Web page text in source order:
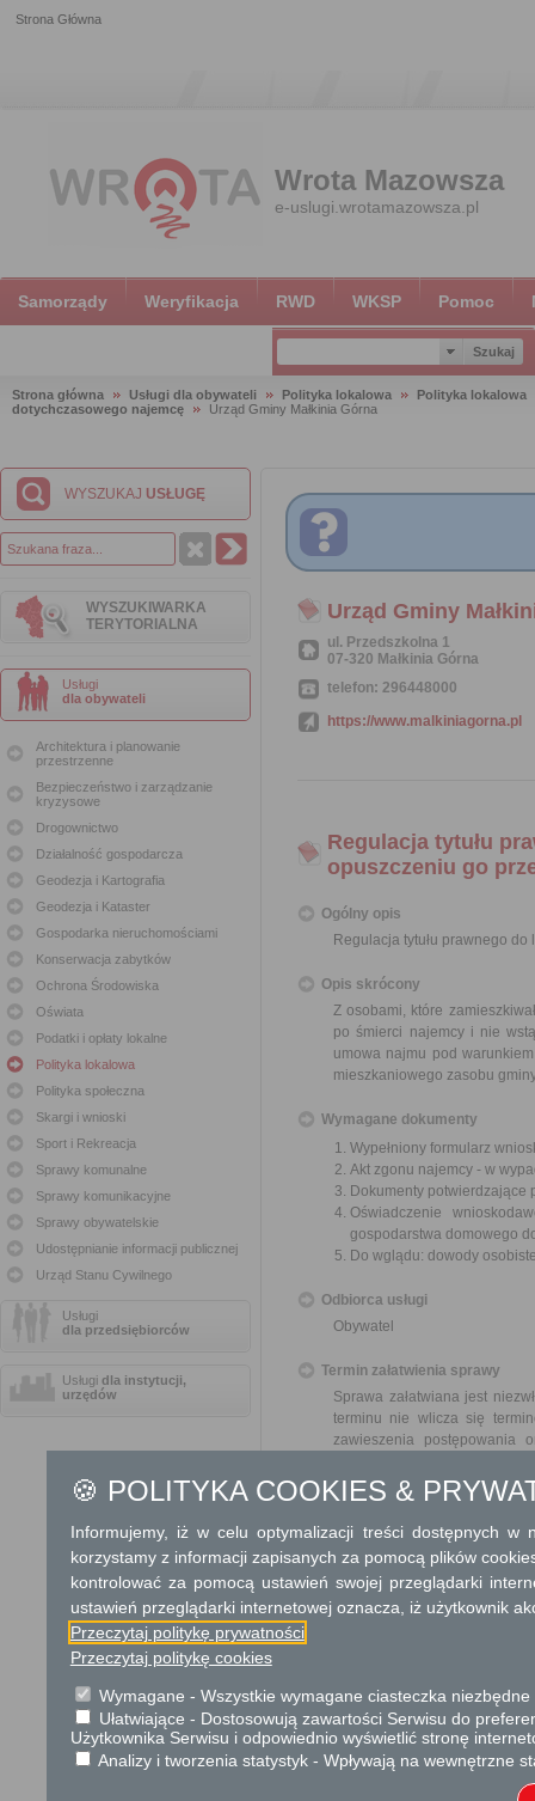
Strona Główna
Wrota Mazowsza
e-uslugi.wrotamazowsza.pl
Samorządy Weryfikacja RWD WKSP Pomoc
Strona główna Usługi dla obywateli Polityka lokalowa
Polityka lokalowa
dotychczasowego najemcę
Urząd Gminy Małkinia Górna
WYSZUKAJ USŁUGĘ
WYSZUKIWARKA
TERYTORIALNA
Usługi
dla obywateli
Architektura i planowanie
przestrzenne
Bezpieczeństwo i zarządzanie
kryzysowe
Drogownictwo
Działalność gospodarcza
Geodezja i Kartografia
Geodezja i Kataster
Gospodarka nieruchomościami
Konserwacja zabytków
Ochrona Środowiska
Oświata
Podatki i opłaty lokalne
Polityka lokalowa
Polityka społeczna
Skargi i wnioski
Sport i Rekreacja
Sprawy komunalne
Sprawy komunikacyjne
Sprawy obywatelskie
Udostępnianie informacji publicznej
Urząd Stanu Cywilnego
Usługi
dla przedsiębiorców
Usługi dla instytucji,
urzędów
Urząd Gminy
ul. Przedszkolna 1
07-320 Małkinia Górna
telefon: 296448000
https://www.malkiniagorna.pl
Regulacja tytułu
opuszczeniu go
Ogólny opis
Regulacja tytułu prawnego
Opis skrócony
Z osobami, które
po śmierci najemcy i nie
umowa najmu pod
mieszkaniowego zasobu
Wymagane dokumenty
Wypełniony formularz
Akt zgonu najemcy - w
Dokumenty potwierdzające
Oświadczenie
gospodarstwa domowego
Do wglądu: dowody
Odbiorca usługi
Obywatel
Termin załatwienia sprawy
Sprawa załatwiana jest
terminu nie wlicza się
zawieszenia postępowania
W przypadku spraw
Informacja
Dodatkowe
Opłata
Tryb odwoławczy
Brak
🍪 POLITYKA COOKIES &
Informujemy, iż w celu optymalizacji treści dostępnych w
korzystamy z informacji zapisanych za pomocą plików
kontrolować za pomocą ustawień swojej przeglądarki
ustawień przeglądarki internetowej oznacza, iż użytkownik
Przeczytaj politykę prywatności
Przeczytaj politykę cookies
Wymagane - Wszystkie wymagane ciasteczka
Ułatwiające - Dostosowują zawartości Serwisu do
Użytkownika Serwisu i odpowiednio wyświetlić stronę
Analizy i tworzenia statystyk - Wpływają na wewnętrzne